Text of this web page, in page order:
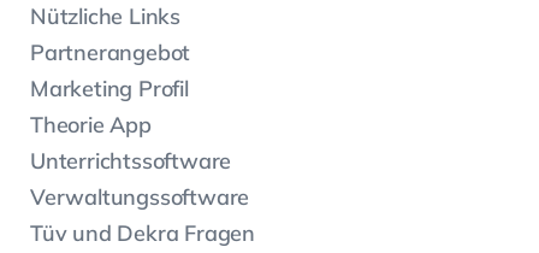
Nützliche Links
Partnerangebot
Marketing Profil
Theorie App
Unterrichtssoftware
Verwaltungssoftware
Tüv und Dekra Fragen